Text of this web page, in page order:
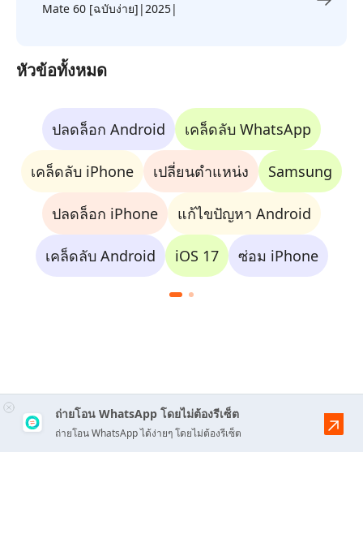
Mate 60 [ฉบับง่าย]|2025|
หัวข้อทั้งหมด
ปลดล็อก Android เคล็ดลับ WhatsApp
เคล็ดลับ iPhone เปลี่ยนตำแหน่ง Samsung
ปลดล็อก iPhone แก้ไขปัญหา Android
เคล็ดลับ Android iOS 17 ซ่อม iPhone
ถ่ายโอน WhatsApp โดยไม่ต้องรีเซ็ต
ถ่ายโอน WhatsApp ได้ง่ายๆ โดยไม่ต้องรีเซ็ต